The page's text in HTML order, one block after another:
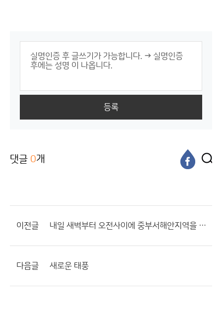
등록
댓글 0개
이전글 내일 새벽부터 오전사이에 중부서해안지역을 중심으로...
다음글 새로운 태풍